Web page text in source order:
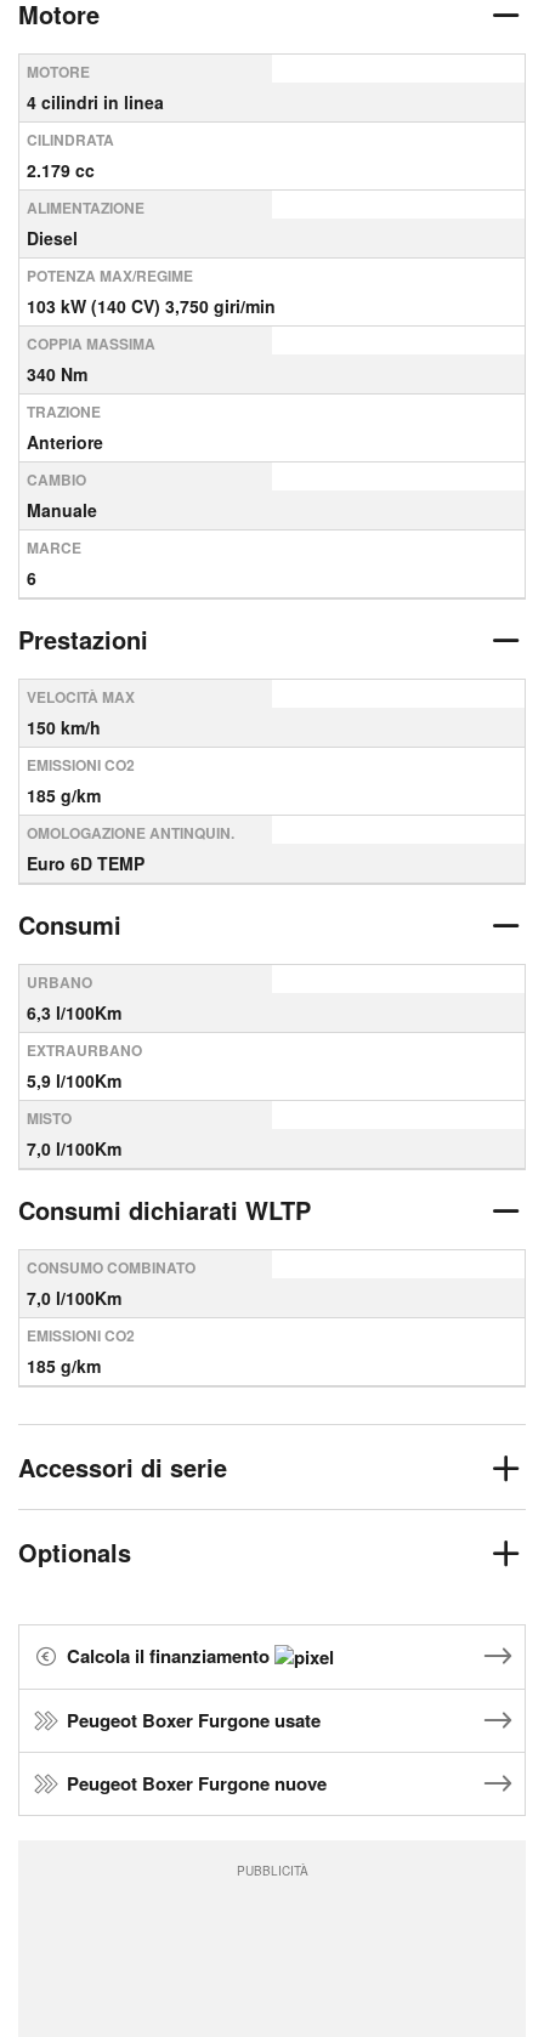
Motore
MOTORE
4 cilindri in linea
CILINDRATA
2.179 cc
ALIMENTAZIONE
Diesel
POTENZA MAX/REGIME
103 kW (140 CV) 3,750 giri/min
COPPIA MASSIMA
340 Nm
TRAZIONE
Anteriore
CAMBIO
Manuale
MARCE
6
Prestazioni
VELOCITÀ MAX
150 km/h
EMISSIONI CO2
185 g/km
OMOLOGAZIONE ANTINQUIN.
Euro 6D TEMP
Consumi
URBANO
6,3 l/100Km
EXTRAURBANO
5,9 l/100Km
MISTO
7,0 l/100Km
Consumi dichiarati WLTP
CONSUMO COMBINATO
7,0 l/100Km
EMISSIONI CO2
185 g/km
Accessori di serie
Optionals
Calcola il finanziamento
Peugeot Boxer Furgone usate
Peugeot Boxer Furgone nuove
PUBBLICITÀ